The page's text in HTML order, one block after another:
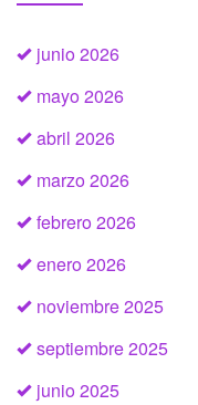
junio 2026
mayo 2026
abril 2026
marzo 2026
febrero 2026
enero 2026
noviembre 2025
septiembre 2025
junio 2025